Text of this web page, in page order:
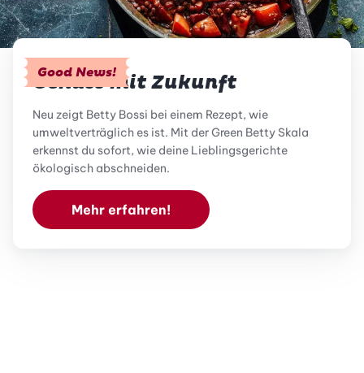
Good News!
Genuss mit Zukunft
Neu zeigt Betty Bossi bei einem Rezept, wie
umweltverträglich es ist. Mit der Green Betty Skala
erkennst du sofort, wie deine Lieblingsgerichte
ökologisch abschneiden.
Mehr erfahren!